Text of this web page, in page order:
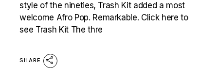
style of the nineties, Trash Kit added a most
welcome Afro Pop. Remarkable. Click here to
see Trash Kit The thre
SHARE